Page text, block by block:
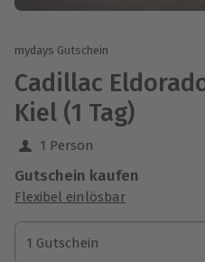
mydays Gutschein
Cadillac
Kiel (1 Tag)
1 Person
Gutschein kaufen
Flexibel einlösbar
1 Gutschein
1 Gutschein
1 Gutschein